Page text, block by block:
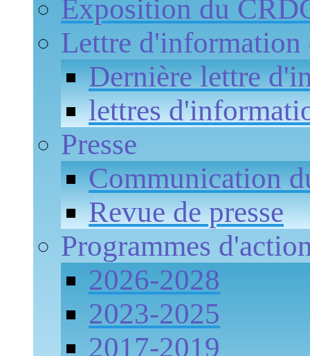
Exposition du
Lettre d'information
Dernière lettre
lettres
Presse
Communication
Revue de presse
Programmes
2026-2028
2023-2025
2017-2019